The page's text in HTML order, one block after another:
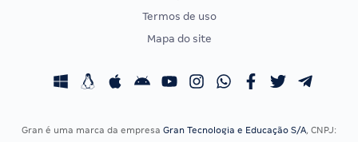
Concursos Fiscais
Calendário OAB
Termos de uso
Mapa do site
Gran é uma marca da empresa Gran Tecnologia e Educação S/A, CNPJ: